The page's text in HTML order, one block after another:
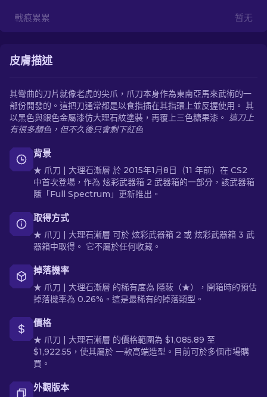
戰痕累累 暂无
皮膚描述
其彎曲的刀片就像老虎的尖爪，爪刀本身作為東南亞馬來武術的一
部份開發的。這把刀通常都是以食指插在其指環上並反握使用。 其
以黑色與銀色金屬漆仿大理石紋塗裝，再覆上三色糖果漆。 這刀上
有很多顏色，但不久後只會剩下紅色
背景
★ 爪刀 | 大理石漸層 於 2015年1月8日（11 年前）在 CS2
中首次登場，作為 炫彩武器箱 2 武器箱的一部分，該武器箱
隨「Full Spectrum」更新推出。
取得方式
★ 爪刀 | 大理石漸層 可於 炫彩武器箱 2 或 炫彩武器箱 3 武
器箱中取得。 它不屬於任何收藏。
掉落機率
★ 爪刀 | 大理石漸層 的稀有度為 隱蔽（★），開箱時的預估
掉落機率為 0.26%。這是最稀有的掉落類型。
價格
★ 爪刀 | 大理石漸層 的價格範圍為 $1,085.89 至
$1,922.55，使其屬於 一款高端造型。目前可於多個市場購
買。
外觀版本